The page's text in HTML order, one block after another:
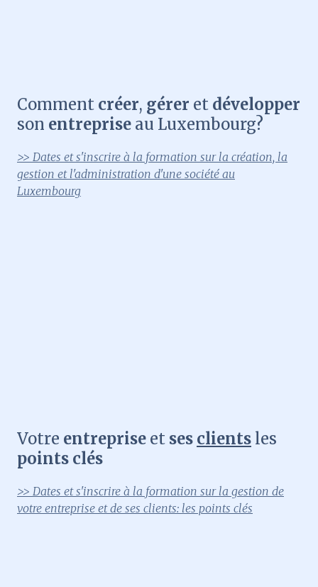
Comment créer, gérer et développer
son entreprise au Luxembourg?
>> Dates et s'inscrire à la formation sur la création, la
gestion et l'administration d'une société au
Luxembourg
Votre entreprise et ses clients les
points clés
>> Dates et s'inscrire à la formation sur la gestion de
votre entreprise et de ses clients: les points clés